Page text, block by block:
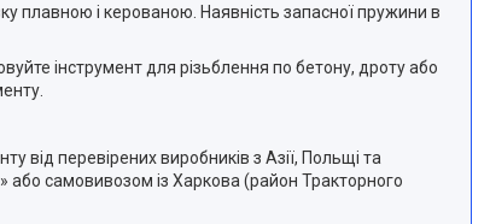
плавною і керованою. Наявність запасної пружини в
інструмент для різьблення по бетону, дроту або
від перевірених виробників з Азії, Польщі та
або самовивозом із Харкова (район Тракторного